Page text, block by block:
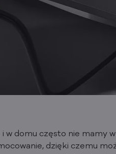
i w domu często nie mamy
dzięki czemu